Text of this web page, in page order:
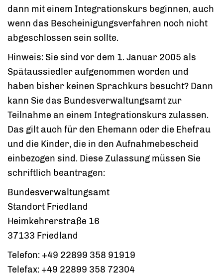
dann mit einem Integrationskurs beginnen, auch
wenn das Bescheinigungsverfahren noch nicht
abgeschlossen sein sollte.
Hinweis: Sie sind vor dem 1. Januar 2005 als
Spätaussiedler aufgenommen worden und
haben bisher keinen Sprachkurs besucht? Dann
kann Sie das Bundesverwaltungsamt zur
Teilnahme an einem Integrationskurs zulassen.
Das gilt auch für den Ehemann oder die Ehefrau
und die Kinder, die in den Aufnahmebescheid
einbezogen sind. Diese Zulassung müssen Sie
schriftlich beantragen:
Bundesverwaltungsamt
Standort Friedland
Heimkehrerstraße 16
37133 Friedland
Telefon: +49 22899 358 91919
Telefax: +49 22899 358 72304